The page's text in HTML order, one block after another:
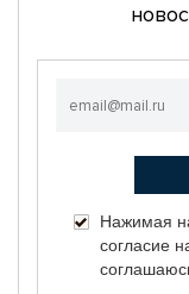
Нажимая
согласие